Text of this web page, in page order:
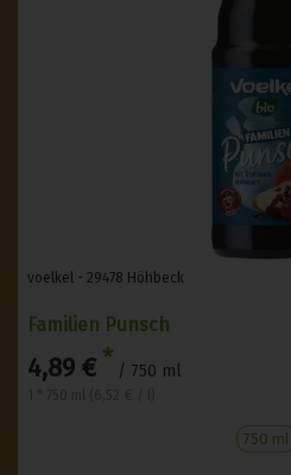
voelkel - 29478 Höhbeck
Familien Punsch
4,89 € * / 750 ml
750 ml